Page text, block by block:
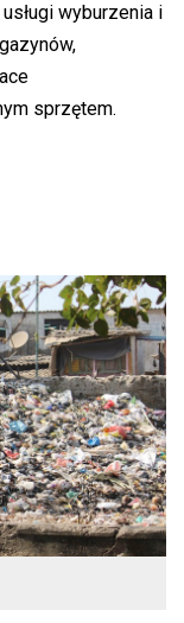
wyburzenia i
sprzętem.